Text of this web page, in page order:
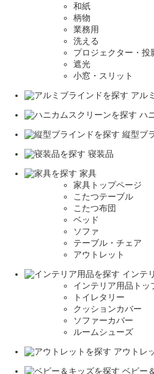
和紙
柄物
業務用
洗える
プロジェクター・投
遮光
小窓・スリット
アル
ハ
縦型ブ
寝装品
家具
家具トップページ
こたつテーブル
こたつ布団
ベッド
ソファ
テーブル・チェア
アウトレット
インテ
インテリア用品トッ
トイレタリー
クッションカバー
ソファーカバー
ルームシューズ
アウトレ
ベビー